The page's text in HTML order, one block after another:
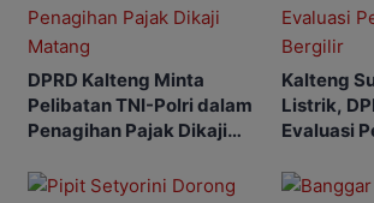
DPRD Kalteng Minta
Pelibatan TNI-Polri dalam
Penagihan Pajak Dikaji
Kalteng
Listrik,
Evaluasi